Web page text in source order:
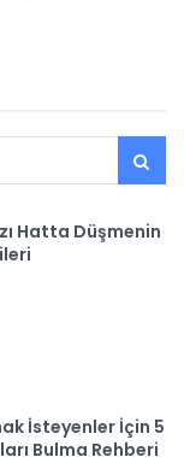
Hatta Düşmenin
İsteyenler İçin 5
Bulma Rehberi